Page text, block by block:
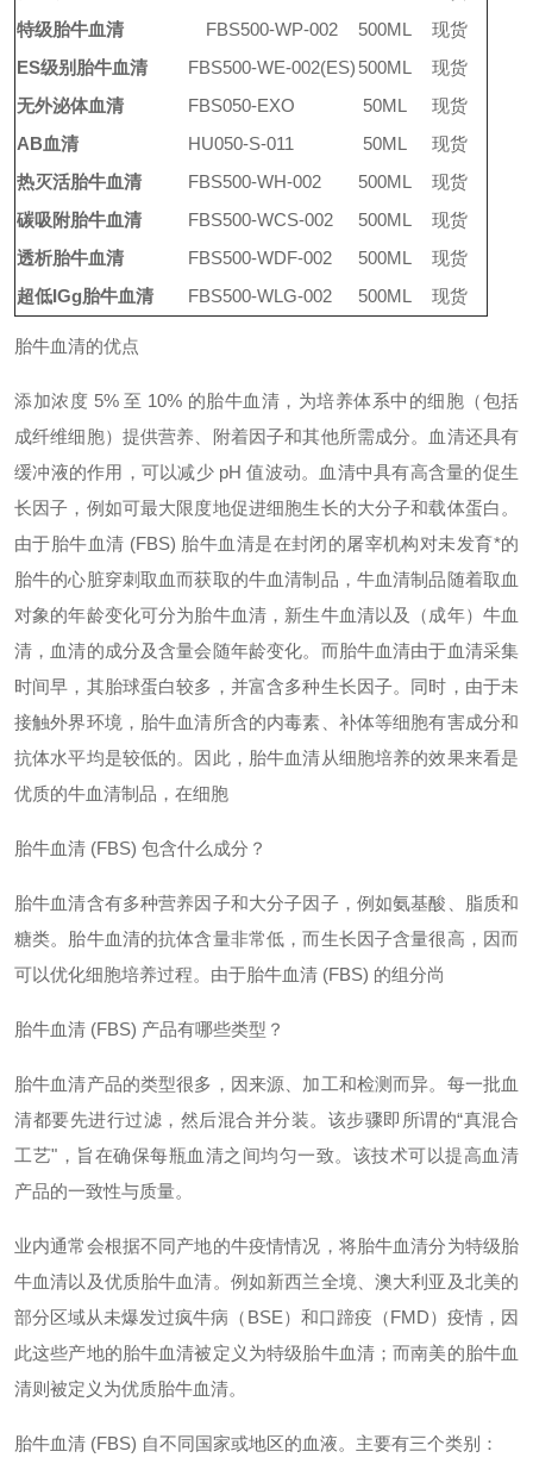
特级胎牛血清 FBS500-WP-002 500ML
现货
ES级别 胎牛血清 FBS500-WE-002(ES) 500ML
现货
无外泌体血清
FBS050-EXO 50ML
现货
AB血清
HU050-S-011 50ML
现货
热灭活胎牛血清
FBS500-WH-002 500ML
现货
碳吸附胎牛血清
FBS500-WCS-002 500ML
现货
透析胎牛血清
FBS500-WDF-002 500ML
现货
超低IGg胎牛血清 FBS500-WLG-002 500ML 现货
胎牛血清的优点
添加浓度 5% 至 10% 的胎牛血清，为培养体系中的细胞（包括
成纤维细胞）提供营养、附着因子和其他所需成分。血清还具有
缓冲液的作用，可以减少 pH 值波动。血清中具有高含量的促生
长因子，例如可最大限度地促进细胞生长的大分子和载体蛋白。
由于胎牛血清 (FBS) 胎牛血清是在封闭的屠宰机构对未发育*的
胎牛的心脏穿刺取血而获取的牛血清制品，牛血清制品随着取血
对象的年龄变化可分为胎牛血清，新生牛血清以及（成年）牛血
清，血清的成分及含量会随年龄变化。而胎牛血清由于血清采集
时间早，其胎球蛋白较多，并富含多种生长因子。同时，由于未
接触外界环境，胎牛血清所含的内毒素、补体等细胞有害成分和
抗体水平均是较低的。因此，胎牛血清从细胞培养的效果来看是
优质的牛血清制品，在细胞
胎牛血清 (FBS) 包含什么成分？
胎牛血清含有多种营养因子和大分子因子，例如氨基酸、脂质和
糖类。胎牛血清的抗体含量非常低，而生长因子含量很高，因而
可以优化细胞培养过程。由于胎牛血清 (FBS) 的组分尚
胎牛血清 (FBS) 产品有哪些类型？
胎牛血清产品的类型很多，因来源、加工和检测而异。每一批血
清都要先进行过滤，然后混合并分装。该步骤即所谓的“真混合
工艺"，旨在确保每瓶血清之间均匀一致。该技术可以提高血清
产品的一致性与质量。
业内通常会根据不同产地的牛疫情情况，将胎牛血清分为特级胎
牛血清以及优质胎牛血清。例如新西兰全境、澳大利亚及北美的
部分区域从未爆发过疯牛病（ BSE）和口蹄疫（FMD）疫情，因
此这些产地的胎牛血清被定义为特级胎牛血清；而南美的胎牛血
清则被定义为优质胎牛血清。
胎牛血清 (FBS) 自不同国家或地区的血液。主要有三个类别：